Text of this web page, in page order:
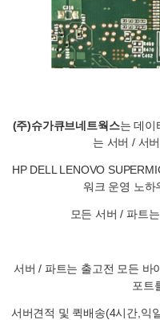
(주)슈가큐브네트웍스는 데이
는 서버 / 서
HP DELL LENOVO
워크 운영 노하
모든 서버 / 파트
서버 / 파트는 출고전 모든 바
포트
서버견적 및 퀵배송(4시간,익